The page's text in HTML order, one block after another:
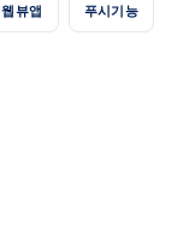
웹뷰앱 푸시기능